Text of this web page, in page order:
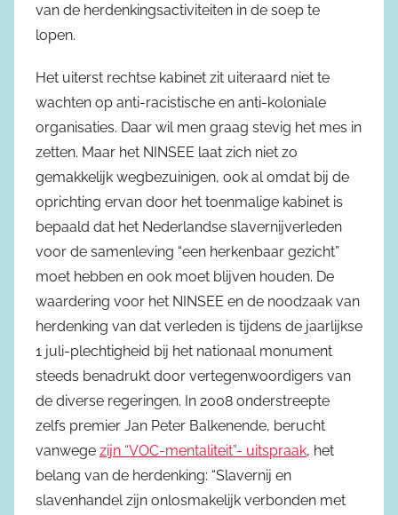
van de herdenkingsactiviteiten in de soep te
lopen.
Het uiterst rechtse kabinet zit uiteraard niet te
wachten op anti-racistische en anti-koloniale
organisaties. Daar wil men graag stevig het mes in
zetten. Maar het NINSEE laat zich niet zo
gemakkelijk wegbezuinigen, ook al omdat bij de
oprichting ervan door het toenmalige kabinet is
bepaald dat het Nederlandse slavernijverleden
voor de samenleving “een herkenbaar gezicht”
moet hebben en ook moet blijven houden. De
waardering voor het NINSEE en de noodzaak van
herdenking van dat verleden is tijdens de jaarlijkse
1 juli-plechtigheid bij het nationaal monument
steeds benadrukt door vertegenwoordigers van
de diverse regeringen. In 2008 onderstreepte
zelfs premier Jan Peter Balkenende, berucht
vanwege zijn “VOC-mentaliteit”- uitspraak, het
belang van de herdenking: “Slavernij en
slavenhandel zijn onlosmakelijk verbonden met